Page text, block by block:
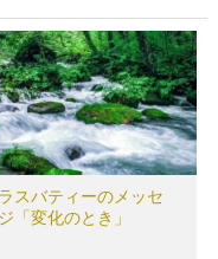
スバティーのメッセ
「変化のとき」